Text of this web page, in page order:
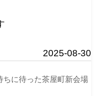
2025-08-30
ちに待った茶屋町新会場